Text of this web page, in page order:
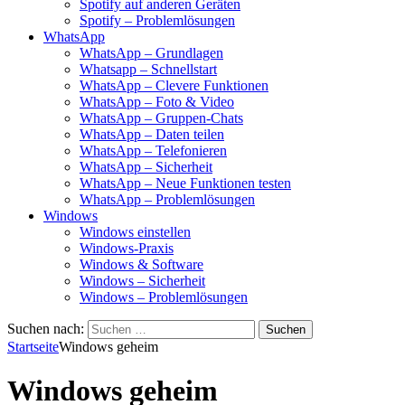
Spotify auf anderen Geräten
Spotify – Problemlösungen
WhatsApp
WhatsApp – Grundlagen
Whatsapp – Schnellstart
WhatsApp – Clevere Funktionen
WhatsApp – Foto & Video
WhatsApp – Gruppen-Chats
WhatsApp – Daten teilen
WhatsApp – Telefonieren
WhatsApp – Sicherheit
WhatsApp – Neue Funktionen testen
WhatsApp – Problemlösungen
Windows
Windows einstellen
Windows-Praxis
Windows & Software
Windows – Sicherheit
Windows – Problemlösungen
Suchen nach:
StartseiteWindows geheim
Windows geheim